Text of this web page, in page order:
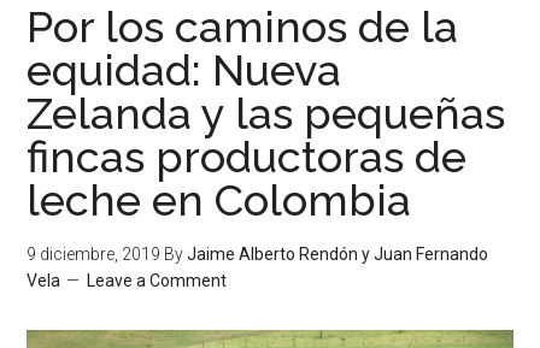
Por los caminos de la
equidad: Nueva
Zelanda y las pequeñas
fincas productoras de
leche en Colombia
9 diciembre, 2019 ByJaime Alberto Rendón y Juan Fernando
Vela
Leave a Comment